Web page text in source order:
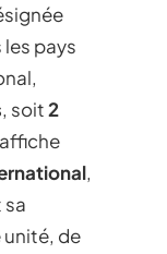
pays
, soit2
,
sa
de